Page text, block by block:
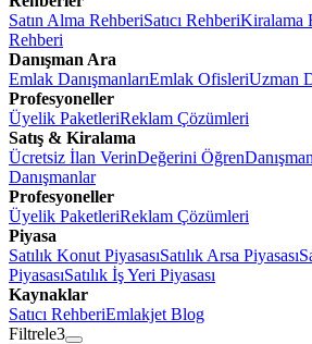
Satın Alma RehberiSatıcı RehberiKiralama
Rehberi
Danışman Ara
Emlak DanışmanlarıEmlak OfisleriUzman
Profesyoneller
Üyelik PaketleriReklam Çözümleri
Satış & Kiralama
Ücretsiz İlan VerinDeğerini Öğren
Danışmanlar
Profesyoneller
Üyelik PaketleriReklam Çözümleri
Piyasa
Satılık Konut PiyasasıSatılık Arsa Piyasası
PiyasasıSatılık İş Yeri Piyasası
Kaynaklar
Satıcı RehberiEmlakjet Blog
Filtrele3